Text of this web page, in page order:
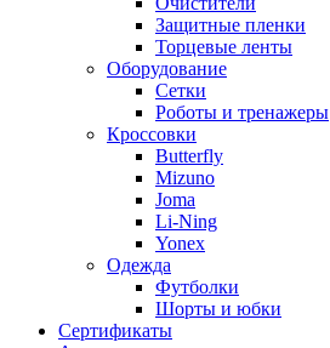
Защитные пленки
Торцевые ленты
Оборудование
Сетки
Роботы и тренажеры
Кроссовки
Butterfly
Mizuno
Joma
Li-Ning
Yonex
Одежда
Футболки
Шорты и юбки
Сертификаты